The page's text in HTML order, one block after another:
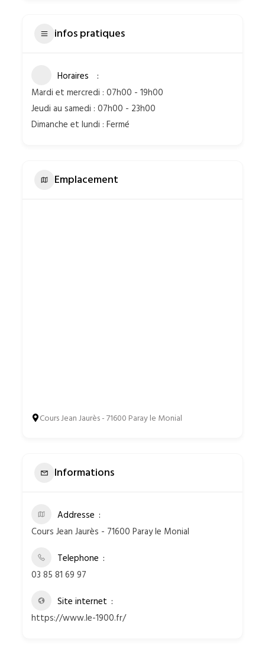
infos pratiques
Horaires
Mardi et mercredi : 07h00 - 19h00
Jeudi au samedi : 07h00 - 23h00
Dimanche et lundi : Fermé
Emplacement
Cours Jean Jaurès - 71600 Paray le Monial
Informations
Addresse
Cours Jean Jaurès - 71600 Paray le Monial
Telephone
03 85 81 69 97
Site internet
https://www.le-1900.fr/